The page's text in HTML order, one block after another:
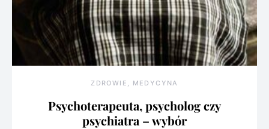
ZDROWIE, MEDYCYNA
Psychoterapeuta, psycholog czy
psychiatra – wybór